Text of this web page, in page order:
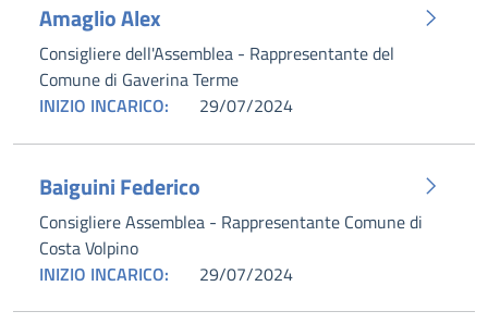
Amaglio Alex
Consigliere dell'Assemblea - Rappresentante del
Comune di Gaverina Terme
INIZIO INCARICO:
29/07/2024
Baiguini Federico
Consigliere Assemblea - Rappresentante Comune di
Costa Volpino
INIZIO INCARICO:
29/07/2024